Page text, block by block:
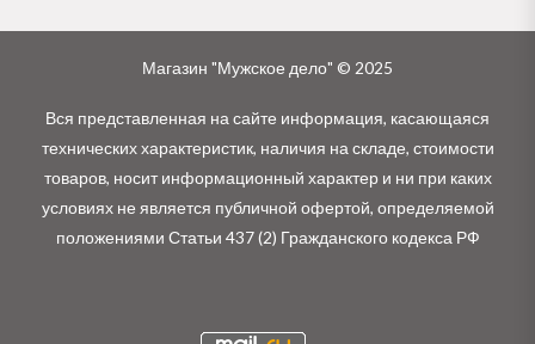
Магазин "Мужское дело" © 2025
Вся представленная на сайте информация, касающаяся
технических характеристик, наличия на складе, стоимости
товаров, носит информационный характер и ни при каких
условиях не является публичной офертой, определяемой
положениями Статьи 437 (2) Гражданского кодекса РФ